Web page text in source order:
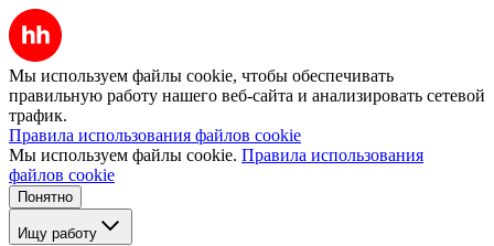
Мы используем файлы cookie, чтобы обеспечивать
правильную работу нашего веб-сайта и анализировать сетевой
трафик.
Правила использования файлов cookie
Мы используем файлы cookie. Правила использования
файлов cookie
Понятно
Ищу работу